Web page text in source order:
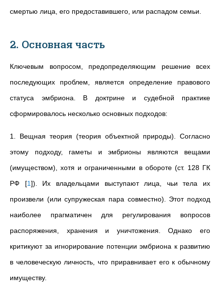
смертью лица, его предоставившего, или распадом семьи.
2. Основная часть
Ключевым вопросом, предопределяющим решение всех
последующих проблем, является определение правового
статуса эмбриона. В доктрине и судебной практике
сформировалось несколько основных подходов:
1. Вещная теория (теория объектной природы). Согласно
этому подходу, гаметы и эмбрионы являются вещами
(имуществом), хотя и ограниченными в обороте (ст. 128 ГК
РФ [1]). Их владельцами выступают лица, чьи тела их
произвели (или супружеская пара совместно). Этот подход
наиболее прагматичен для регулирования вопросов
распоряжения, хранения и уничтожения. Однако его
критикуют за игнорирование потенции эмбриона к развитию
в человеческую личность, что приравнивает его к обычному
имуществу.